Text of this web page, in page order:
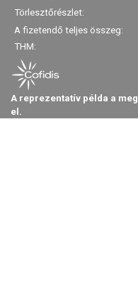
Törlesztőrészlet:
A fizetendő teljes összeg:
THM:
A reprezentatív példa a
el.